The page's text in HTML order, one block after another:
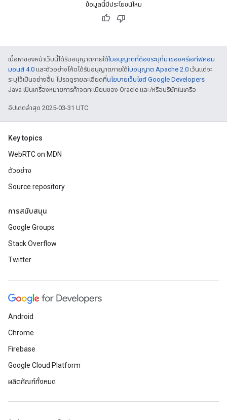
ข้อมูลนี้มีประโยชน์ไหม
เนื้อหาของหน้าเว็บนี้ได้รับอนุญาตภายใต้ใบอนุญาตที่ต้องระบุที่มาของครีเอทีฟคอม
มอนส์ 4.0 และตัวอย่างโค้ดได้รับอนุญาตภายใต้ใบอนุญาต Apache 2.0 เว้นแต่จะ
ระบุไว้เป็นอย่างอื่น โปรดดูรายละเอียดที่นโยบายเว็บไซต์ Google Developers
Java เป็นเครื่องหมายการค้าจดทะเบียนของ Oracle และ/หรือบริษัทในเครือ
อัปเดตล่าสุด 2025-03-31 UTC
Key topics
WebRTC on MDN
ตัวอย่าง
Source repository
การสนับสนุน
Google Groups
Stack Overflow
Twitter
Android
Chrome
Firebase
Google Cloud Platform
ผลิตภัณฑ์ทั้งหมด